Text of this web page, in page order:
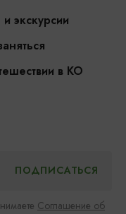
экскурсии
в КО
Соглашение об